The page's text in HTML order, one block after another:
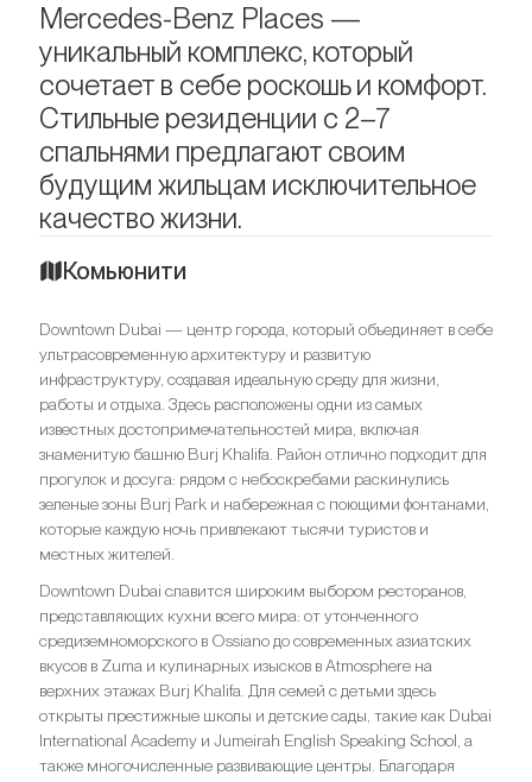
Mercedes-Benz Places —
уникальный комплекс, который
сочетает в себе роскошь и комфорт.
Стильные резиденции с 2–7
спальнями предлагают своим
будущим жильцам исключительное
качество жизни.
Комьюнити
Downtown Dubai — центр города, который объединяет в себе
ультрасовременную архитектуру и развитую
инфраструктуру, создавая идеальную среду для жизни,
работы и отдыха. Здесь расположены одни из самых
известных достопримечательностей мира, включая
знаменитую башню Burj Khalifa. Район отлично подходит для
прогулок и досуга: рядом с небоскребами раскинулись
зеленые зоны Burj Park и набережная с поющими фонтанами,
которые каждую ночь привлекают тысячи туристов и
местных жителей.
Downtown Dubai славится широким выбором ресторанов,
представляющих кухни всего мира: от утонченного
средиземноморского в Ossiano до современных азиатских
вкусов в Zuma и кулинарных изысков в Atmosphere на
верхних этажах Burj Khalifa. Для семей с детьми здесь
открыты престижные школы и детские сады, такие как Dubai
International Academy и Jumeirah English Speaking School, а
также многочисленные развивающие центры. Благодаря